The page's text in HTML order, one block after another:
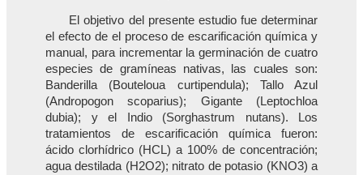
El objetivo del presente estudio fue determinar
el efecto de el proceso de escarificación química y
manual, para incrementar la germinación de cuatro
especies de gramíneas nativas, las cuales son:
Banderilla (Bouteloua curtipendula); Tallo Azul
(Andropogon scoparius); Gigante (Leptochloa
dubia); y el Indio (Sorghastrum nutans). Los
tratamientos de escarificación química fueron:
ácido clorhídrico (HCL) a 100% de concentración;
agua destilada (H2O2); nitrato de potasio (KNO3) a